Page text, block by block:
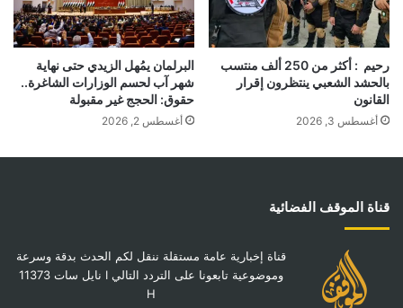
رحيم : أكثر من 250 ألف منتسب
بالحشد الشعبي ينتظرون إقرار
القانون
أغسطس 3, 2026
البرلمان يمُهل الزيدي حتى نهاية
شهر آب لحسم الوزارات الشاغرة..
حقوق: الحجج غير مقبولة
أغسطس 2, 2026
قناة الموقف الفضائية
قناة إخبارية عامة مستقلة ننقل لكم الحدث بدقة وسرعة
وموضوعية تابعونا على التردد التالي I نايل سات 11373
H